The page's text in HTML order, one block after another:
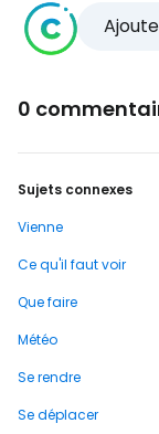
0
Sujets connexes
Vienne
Ce qu'il faut voir
Que faire
Météo
Se rendre
Se déplacer